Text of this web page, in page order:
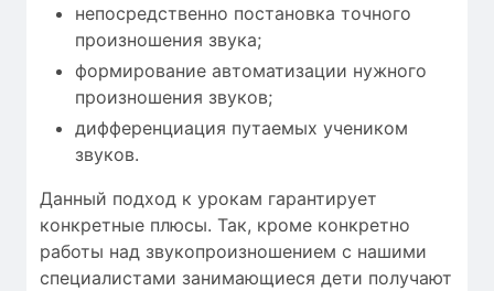
непосредственно постановка точного
произношения звука;
формирование автоматизации нужного
произношения звуков;
дифференциация путаемых учеником
звуков.
Данный подход к урокам гарантирует
конкретные плюсы. Так, кроме конкретно
работы над звукопроизношением с нашими
специалистами занимающиеся дети получают